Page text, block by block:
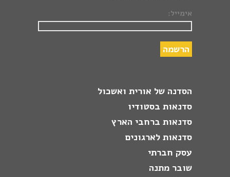
אימייל:
הסדנה של אורית ואשכול
סדנאות בסטודיו
סדנאות ברחבי הארץ
סדנאות לארגונים
עסק חברתי
שובר מתנה